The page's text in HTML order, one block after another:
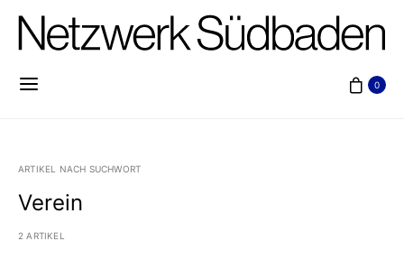
0
ARTIKEL NACH SUCHWORT
Verein
2 ARTIKEL